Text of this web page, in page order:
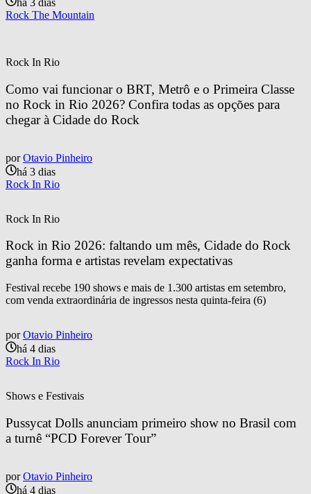
há 3 dias
Rock The Mountain
Rock In Rio
Como vai funcionar o BRT, Metrô e o Primeira Classe
no Rock in Rio 2026? Confira todas as opções para
chegar à Cidade do Rock
por Otavio Pinheiro
há 3 dias
Rock In Rio
Rock In Rio
Rock in Rio 2026: faltando um mês, Cidade do Rock
ganha forma e artistas revelam expectativas
Festival recebe 190 shows e mais de 1.300 artistas em setembro,
com venda extraordinária de ingressos nesta quinta-feira (6)
por Otavio Pinheiro
há 4 dias
Rock In Rio
Shows e Festivais
Pussycat Dolls anunciam primeiro show no Brasil com
a turnê “PCD Forever Tour”
por Otavio Pinheiro
há 4 dias